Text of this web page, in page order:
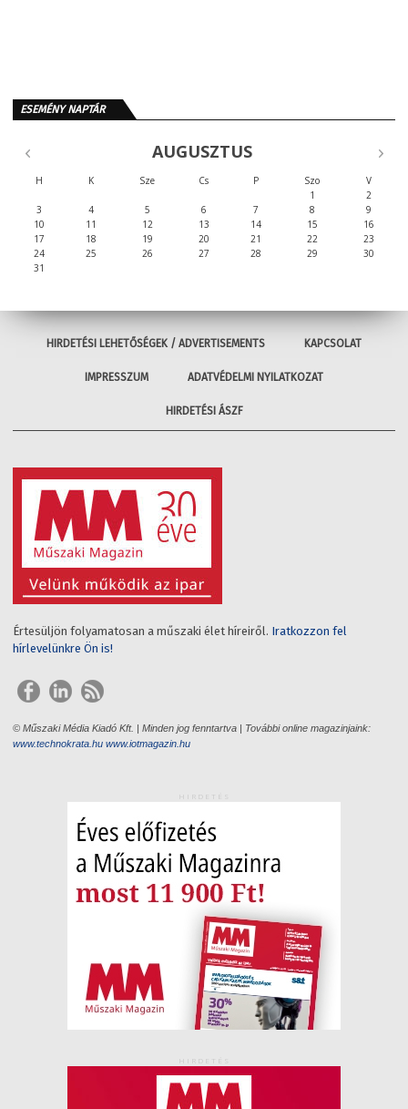
ESEMÉNY NAPTÁR
AUGUSZTUS
H K Sze Cs P Szo
V
1
2
3
4 5 6 7 8
9
10
11 12 13 14 15
16
17
18 19 20 21 22
23
24
25 26 27 28 29
30
31
HIRDETÉSI LEHETŐSÉGEK / ADVERTISEMENTS KAPCSOLAT
IMPRESSZUM ADATVÉDELMI NYILATKOZAT
HIRDETÉSI ÁSZF
Értesüljön folyamatosan a műszaki élet híreiről. Iratkozzon fel
hírlevelünkre Ön is!
© Műszaki Média Kiadó Kft. | Minden jog fenntartva | További online magazinjaink:
www.technokrata.hu www.iotmagazin.hu
HIRDETÉS
HIRDETÉS